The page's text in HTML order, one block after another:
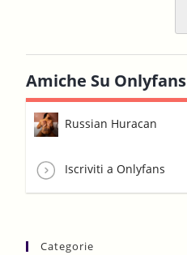
Amiche Su Onlyfans
Russian Huracan
Iscriviti a Onlyfans
Categorie